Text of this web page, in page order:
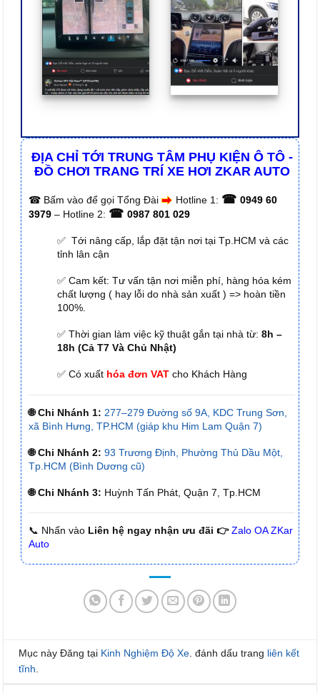
ĐỊA CHỈ TỚI TRUNG TÂM PHỤ KIỆN Ô TÔ -
ĐỒ CHƠI TRANG TRÍ XE HƠI ZKAR AUTO
☎ Bấm vào để gọi Tổng Đài Hotline 1: ☎ 0949 60
3979 – Hotline 2: ☎ 0987 801 029
✅ Tới nâng cấp, lắp đặt tận nơi tại Tp.HCM và các
tỉnh lân cận
✅ Cam kết: Tư vấn tận nơi miễn phí, hàng hóa kém
chất lượng ( hay lỗi do nhà sản xuất ) => hoàn tiền
100%.
✅ Thời gian làm việc kỹ thuật gắn tại nhà từ: 8h –
18h (Cả T7 Và Chủ Nhật)
✅ Có xuất hóa đơn VAT cho Khách Hàng
🌐 Chi Nhánh 1: 277–279 Đường số 9A, KDC Trung Sơn,
xã Bình Hưng, TP.HCM (giáp khu Him Lam Quận 7)
🌐 Chi Nhánh 2: 93 Trương Định, Phường Thủ Dầu Một,
Tp.HCM (Bình Dương cũ)
🌐 Chi Nhánh 3: Huỳnh Tấn Phát, Quận 7, Tp.HCM
📞 Nhấn vào Liên hệ ngay nhận ưu đãi 👉 Zalo OA ZKar
Auto
Mục này Đăng tại Kinh Nghiệm Độ Xe. đánh dấu trang liên kết
tĩnh.